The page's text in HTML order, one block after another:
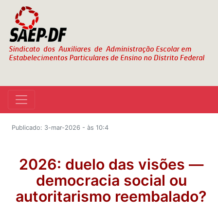
Publicado: 3-mar-2026 - às 10:4
2026: duelo das visões —
democracia social ou
autoritarismo reembalado?